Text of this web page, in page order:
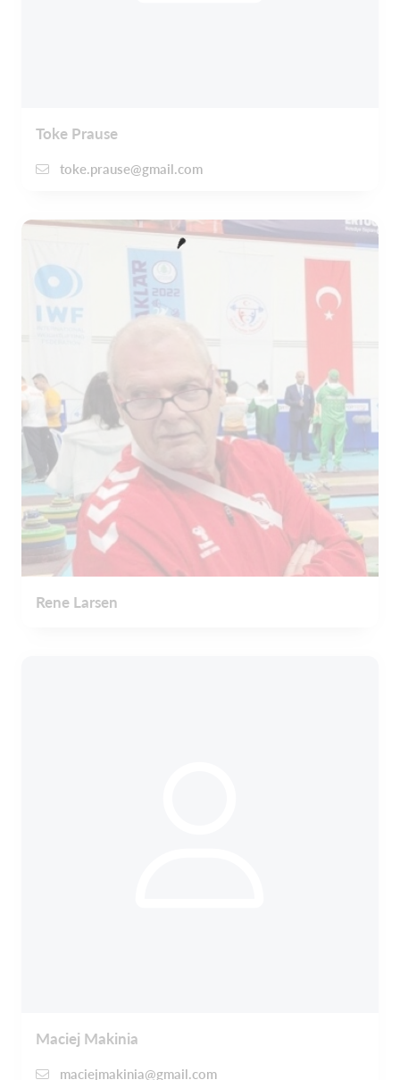
Toke Prause
toke.prause@gmail.com
Rene Larsen
Maciej Makinia
maciejmakinia@gmail.com